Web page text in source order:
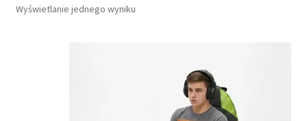
Wyświetlanie jednego wyniku